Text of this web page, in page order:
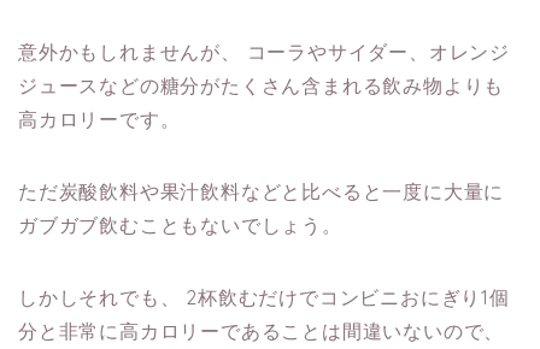
意外かもしれませんが、
コーラやサイダー、オレンジ
ジュースなどの糖分がたくさん含まれる飲み物よりも
高カロリーです。
ただ炭酸飲料や果汁飲料などと比べると一度に大量に
ガブガブ飲むこともないでしょう。
しかしそれでも、
2杯飲むだけでコンビニおにぎり1個
分と非常に高カロリーであることは間違いないので、